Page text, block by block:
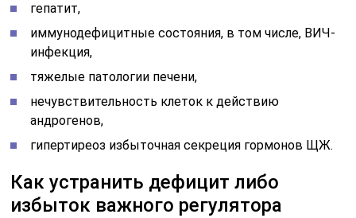
гепатит,
иммунодефицитные состояния, в том числе, ВИЧ-
инфекция,
тяжелые патологии печени,
нечувствительность клеток к действию
андрогенов,
гипертиреоз избыточная секреция гормонов ЩЖ.
Как устранить дефицит либо
избыток важного регулятора